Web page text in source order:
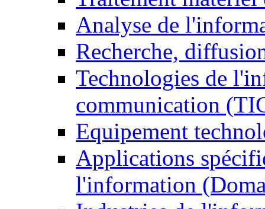
Analyse de
Recherche,
Technologies de
communication
Equipement
Applications
l'information